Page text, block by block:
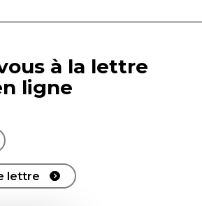
à la lettre
ligne
lettre